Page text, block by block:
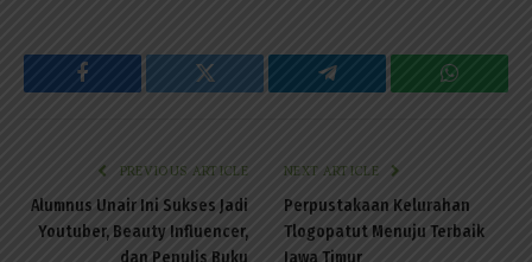
Facebook Twitter Telegram
PREVIOUS ARTICLE
Alumnus Unair Ini Sukses Jadi
Youtuber, Beauty Influencer,
dan Penulis Buku
NEXT ARTICLE
Perpustakaan Kelurahan
Tlogopatut Menuju Terbaik
Jawa Timur